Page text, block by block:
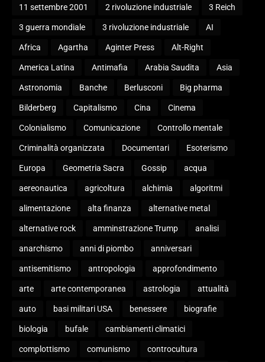
11 settembre 2001 2 rivoluzione industriale 3 Reich
3 guerra mondiale 3 rivoluzione industriale AI
Africa Agartha Aginter Press Alt-Right
America Latina Antimafia Arabia Saudita Asia
Astronomia Banche Berlusconi Big pharma
Bilderberg Capitalismo Cina Cinema
Colonialismo Comunicazione Controllo mentale
Criminalità organizzata Documentari Esoterismo
Europa Geometria Sacra Gossip acqua
aereonautica agricoltura alchimia algoritmi
alimentazione alta finanza alternative metal
alternative rock amminstrazione Trump analisi
anarchismo anni di piombo anniversari
antisemitismo antropologia approfondimento
arte arte contemporanea astrologia attualità
auto basi militari USA benessere biografie
biologia bufale cambiamenti climatici
complottismo comunismo controcultura